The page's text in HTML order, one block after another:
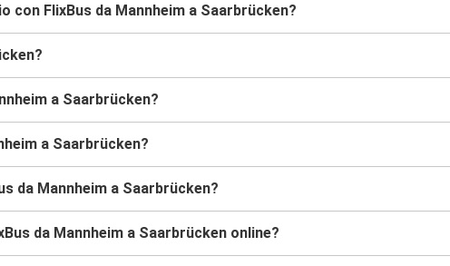
con FlixBus da Mannheim a Saarbrücken?
a Saarbrücken?
a Saarbrücken?
da Mannheim a Saarbrücken?
da Mannheim a Saarbrücken online?